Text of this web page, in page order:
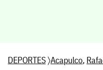
DEPORTES〉Acapulco,